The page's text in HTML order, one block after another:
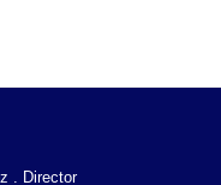
. Director